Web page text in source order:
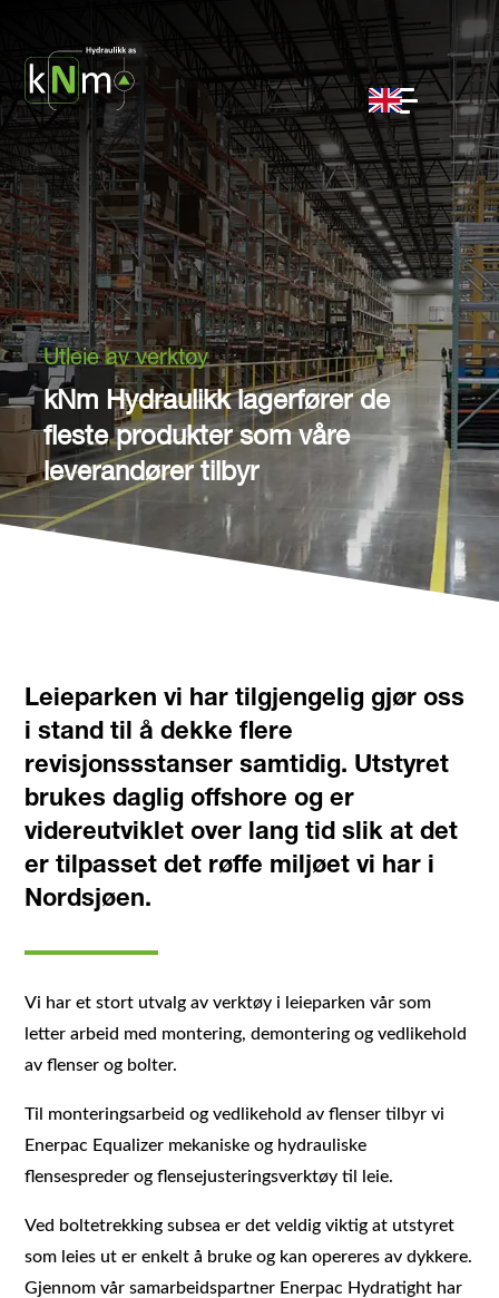
Utleie av verktøy
kNm Hydraulikk lagerfører de
fleste produkter som våre
leverandører tilbyr
Leieparken vi har tilgjengelig gjør oss
i stand til å dekke flere
revisjonssstanser samtidig. Utstyret
brukes daglig offshore og er
videreutviklet over lang tid slik at det
er tilpasset det røffe miljøet vi har i
Nordsjøen.
Vi har et stort utvalg av verktøy i leieparken vår som
letter arbeid med montering, demontering og vedlikehold
av flenser og bolter.
Til monteringsarbeid og vedlikehold av flenser tilbyr vi
Enerpac Equalizer mekaniske og hydrauliske
flensespreder og flensejusteringsverktøy til leie.
Ved boltetrekking subsea er det veldig viktig at utstyret
som leies ut er enkelt å bruke og kan opereres av dykkere.
Gjennom vår samarbeidspartner Enerpac Hydratight har